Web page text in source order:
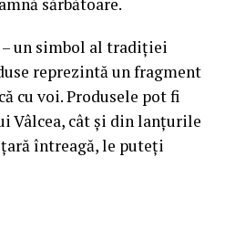
– un simbol al tradiției
reprezintă un fragment
cu voi. Produsele pot fi
Vâlcea, cât și din lanțurile
întreagă, le puteți